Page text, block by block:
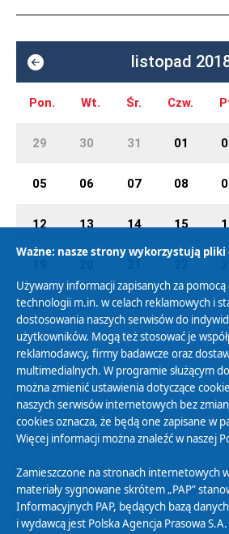
listopad
Pon. Wt. Śr. Czw.
29 30 31 01
05 06 07 08
12 13 14 15
26 27 28 29
Polityka Prywatności
Zasady korzystania z Serwisu
Organizacje Pożytku Publicznego
Cyfryzacja DAB+
Polityka ochrony danych osobowych
Abonament
Ważne: nasze strony wykorzystują pliki
Używamy informacji zapisanych za
technologii m.in. w celach reklamowych i
dostosowania naszych serwisów do
użytkowników. Mogą też stosować je
reklamodawcy, firmy badawcze oraz
multimedialnych. W programie służącym
można zmienić ustawienia dotyczące
naszych serwisów internetowych bez
cookies oznacza, że będą one zapisane w
Więcej informacji można znaleźć w naszej
Zamieszczone na stronach internetowych
materiały sygnowane skrótem „PAP”
Informacyjnych PAP, będących bazą
i wydawcą jest Polska Agencja Prasowa